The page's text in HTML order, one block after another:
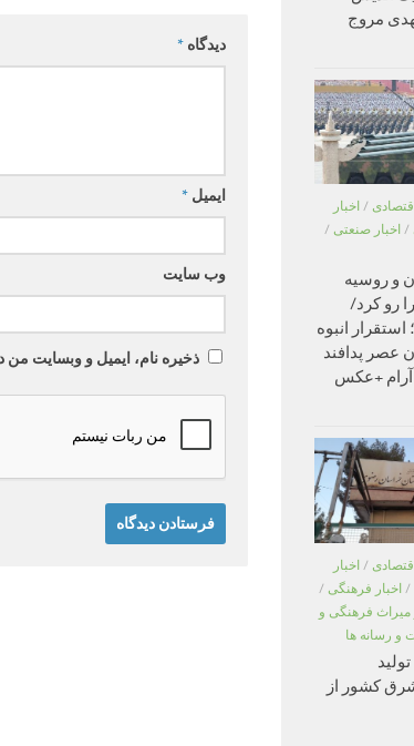
دیدگاه *
ایمیل *
وب‌ سایت
ذخیره نام، ایمیل و وبسایت
مروج
/ اخبار
/ اخبار صنعتی /
و روسیه
رو کرد/
انبوه
و پایان عصر پدافند
آرام +عکس
/ اخبار
/ اخبار فرهنگی /
میراث فرهنگی و
و رسانه ها
کشور از